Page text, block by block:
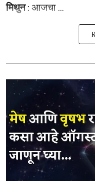
मिथुन: आजचा ...